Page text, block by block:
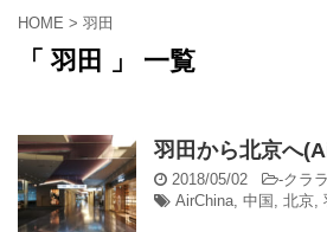
HOME > 羽田
「 羽田 」 一覧
羽田から北京へ
2018/05/02 -クララ
AirChina, 中国 , 北京,